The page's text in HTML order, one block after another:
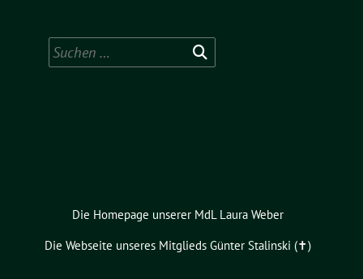
Suchen
nach:
Die Homepage unserer MdL Laura Weber
Die Webseite unseres Mitglieds Günter Stalinski (✝︎)